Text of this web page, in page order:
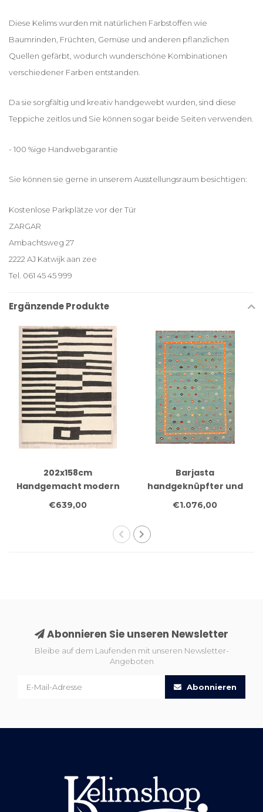
Diese Kelims wurden mit natürlichen Farbstoffen wie
Baumrinden, Früchten, Gemüse und anderen pflanzlichen
Quellen gefärbt, wodurch wunderschöne Kombinationen
verschiedener Farben entstanden.
Da sie sorgfältig und kreativ handgewebt wurden, sind diese
Teppiche zeitlos und Sie können sogar beide Seiten verwenden.
- 100 %ige Handwebgarantie
Sie können sie gerne in unserem Ausstellungsraum besichtigen:
Kostenlose Parkplätze vor der Tür
ZARGAR
Ambachtsweg 27
2222 AJ Katwijk aan zee
Tel. 061 45 45 999
Ergänzende Produkte
202x158cm
Handgemacht modern
Wolle Kelim Teppich
€639,00
Barjasta
handgeknüpfter und
gewebter
€1.076,00
Abonnieren Sie unseren Newsletter
Bleibe auf dem Laufenden mit unseren Newsletter-
Angeboten
Abonnieren